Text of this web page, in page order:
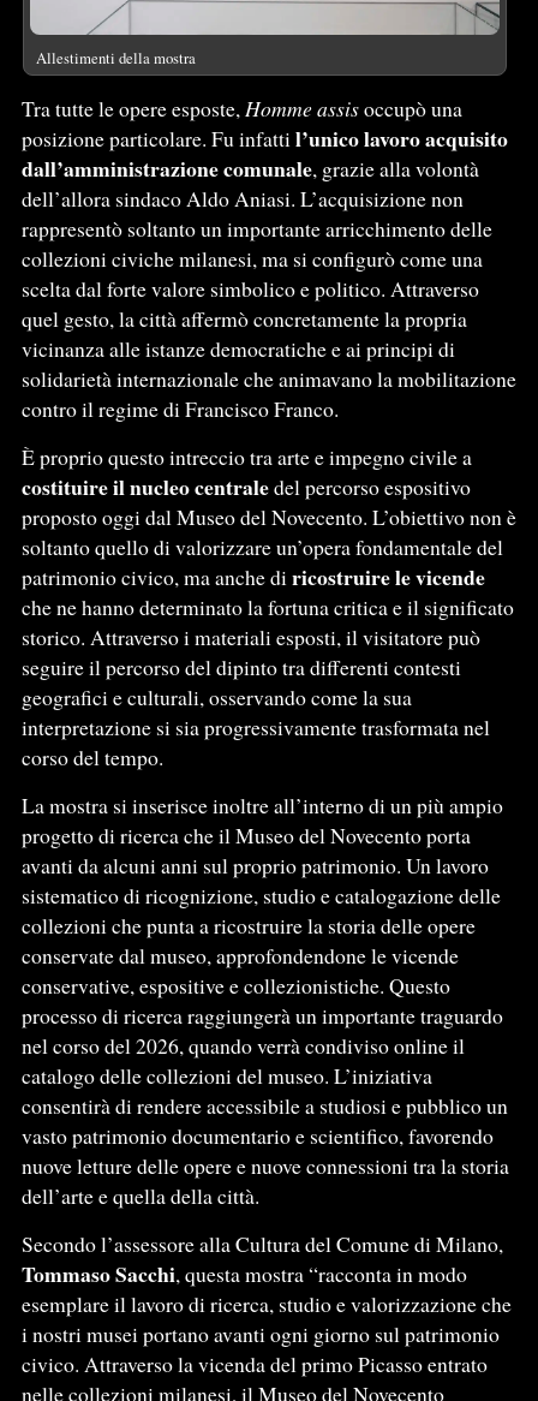
Allestimenti della mostra
Tra tutte le opere esposte,Homme assisoccupò una
posizione particolare. Fu infattil’unico lavoro acquisito
dall’amministrazione comunale, grazie alla volontà
dell’allora sindaco Aldo Aniasi. L’acquisizione non
rappresentò soltanto un importante arricchimento delle
collezioni civiche milanesi, ma si configurò come una
scelta dal forte valore simbolico e politico. Attraverso
quel gesto, la città affermò concretamente la propria
vicinanza alle istanze democratiche e ai principi di
solidarietà internazionale che animavano la mobilitazione
contro il regime di Francisco Franco.
È proprio questo intreccio tra arte e impegno civile a
costituire il nucleo centraledel percorso espositivo
proposto oggi dal Museo del Novecento. L’obiettivo non è
soltanto quello di valorizzare un’opera fondamentale del
patrimonio civico, ma anche diricostruire le vicende
che ne hanno determinato la fortuna critica e il significato
storico. Attraverso i materiali esposti, il visitatore può
seguire il percorso del dipinto tra differenti contesti
geografici e culturali, osservando come la sua
interpretazione si sia progressivamente trasformata nel
corso del tempo.
La mostra si inserisce inoltre all’interno di un più ampio
progetto di ricerca che il Museo del Novecento porta
avanti da alcuni anni sul proprio patrimonio. Un lavoro
sistematico di ricognizione, studio e catalogazione delle
collezioni che punta a ricostruire la storia delle opere
conservate dal museo, approfondendone le vicende
conservative, espositive e collezionistiche. Questo
processo di ricerca raggiungerà un importante traguardo
nel corso del 2026, quando verrà condiviso online il
catalogo delle collezioni del museo. L’iniziativa
consentirà di rendere accessibile a studiosi e pubblico un
vasto patrimonio documentario e scientifico, favorendo
nuove letture delle opere e nuove connessioni tra la storia
dell’arte e quella della città.
Secondo l’assessore alla Cultura del Comune di Milano,
Tommaso Sacchi, questa mostra “racconta in modo
esemplare il lavoro di ricerca, studio e valorizzazione che
i nostri musei portano avanti ogni giorno sul patrimonio
civico. Attraverso la vicenda del primo Picasso entrato
nelle collezioni milanesi, il Museo del Novecento